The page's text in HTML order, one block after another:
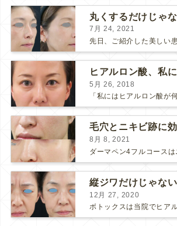
7月 24, 2021
5月 26, 2018
8月 8, 2021
12月 27, 2020